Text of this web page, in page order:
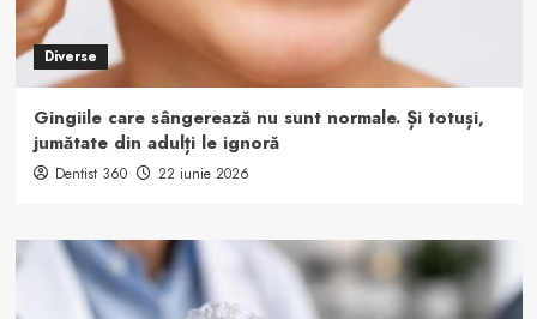
Diverse
Gingiile care sângerează nu sunt normale. Și totuși,
jumătate din adulți le ignoră
Dentist 360 22 iunie 2026